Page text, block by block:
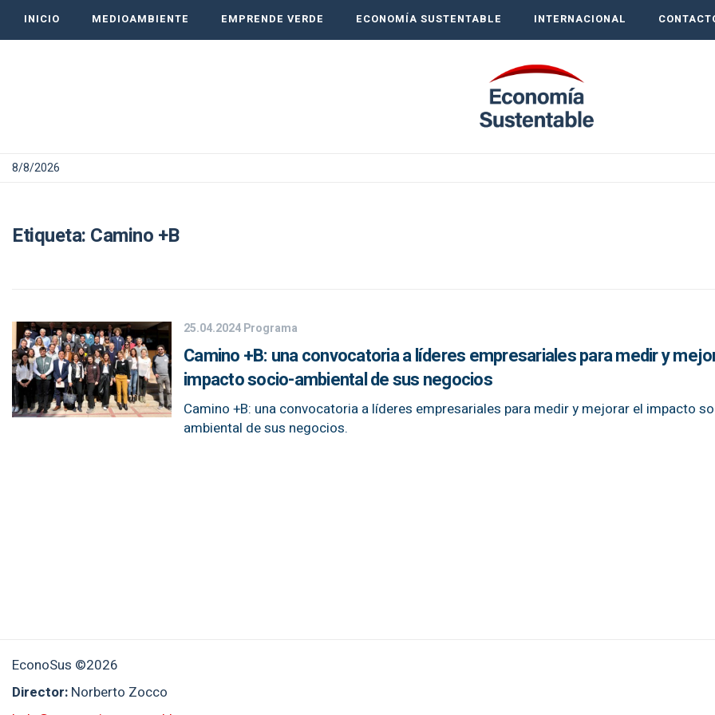
INICIO MEDIOAMBIENTE EMPRENDE VERDE ECONOMÍA SUSTENTABLE INTERNACIONAL
8/8/2026
Etiqueta: Camino +B
25.04.2024Programa
Camino +B: una convocatoria a líderes empresariales para medir y
impacto socio-ambiental de sus negocios
Camino +B: una convocatoria a líderes empresariales para medir y mejorar el impacto
ambiental de sus negocios.
EconoSus ©2026
Director: Norberto Zocco